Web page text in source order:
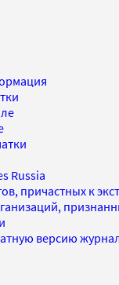
Russia
причастных к
версию